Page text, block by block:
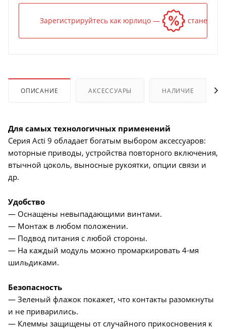
Зарегистрируйтесь как юрлицо — и цена станет
ОПИСАНИЕ АКСЕССУАРЫ НАЛИЧИЕ
Для самых технологичных применений
Серия Acti 9 обладает богатым выбором аксессуаров:
моторные приводы, устройства повторного включения,
втычной цоколь, выносные рукоятки, опции связи и
др.
Удобство
— Оснащены невыпадающими винтами.
— Монтаж в любом положении.
— Подвод питания с любой стороны.
— На каждый модуль можно промаркировать 4-мя
шильдиками.
Безопасность
— Зеленый флажок покажет, что контакты разомкнуты
и не приварились.
— Клеммы защищены от случайного прикосновения к